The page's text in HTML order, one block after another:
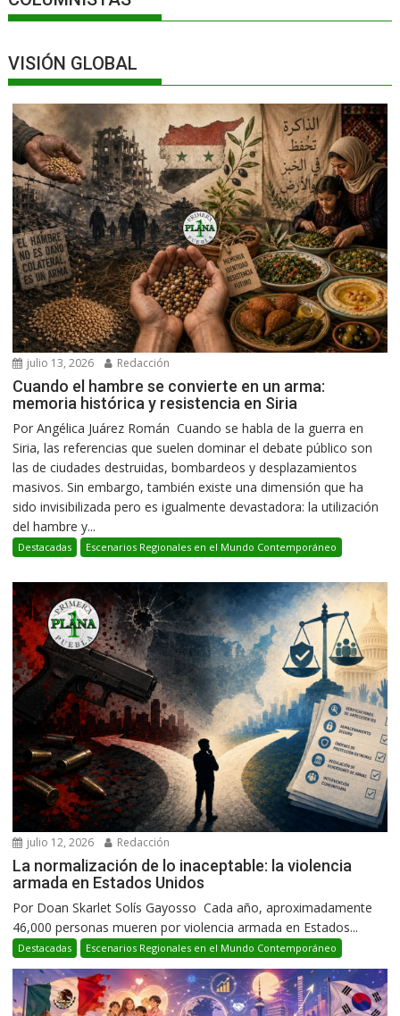
VISIÓN GLOBAL
julio 13, 2026 Redacción
Cuando el hambre se convierte en un arma:
memoria histórica y resistencia en Siria
Por Angélica Juárez Román Cuando se habla de la guerra en
Siria, las referencias que suelen dominar el debate público son
las de ciudades destruidas, bombardeos y desplazamientos
masivos. Sin embargo, también existe una dimensión que ha
sido invisibilizada pero es igualmente devastadora: la utilización
del hambre y...
Destacadas Escenarios Regionales en el Mundo Contemporáneo
julio 12, 2026 Redacción
La normalización de lo inaceptable: la violencia
armada en Estados Unidos
Por Doan Skarlet Solís Gayosso Cada año, aproximadamente
46,000 personas mueren por violencia armada en Estados...
Destacadas Escenarios Regionales en el Mundo Contemporáneo